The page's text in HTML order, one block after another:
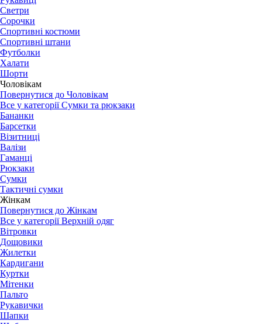
Светри
Сорочки
Спортивні костюми
Спортивні штани
Футболки
Халати
Шорти
Чоловікам
Повернутися до Чоловікам
Все у категорії Сумки та рюкзаки
Бананки
Барсетки
Візитниці
Валізи
Гаманці
Рюкзаки
Сумки
Тактичні сумки
Жінкам
Повернутися до Жінкам
Все у категорії Верхній одяг
Вітровки
Дощовики
Жилетки
Кардигани
Куртки
Мітенки
Пальто
Рукавички
Шапки